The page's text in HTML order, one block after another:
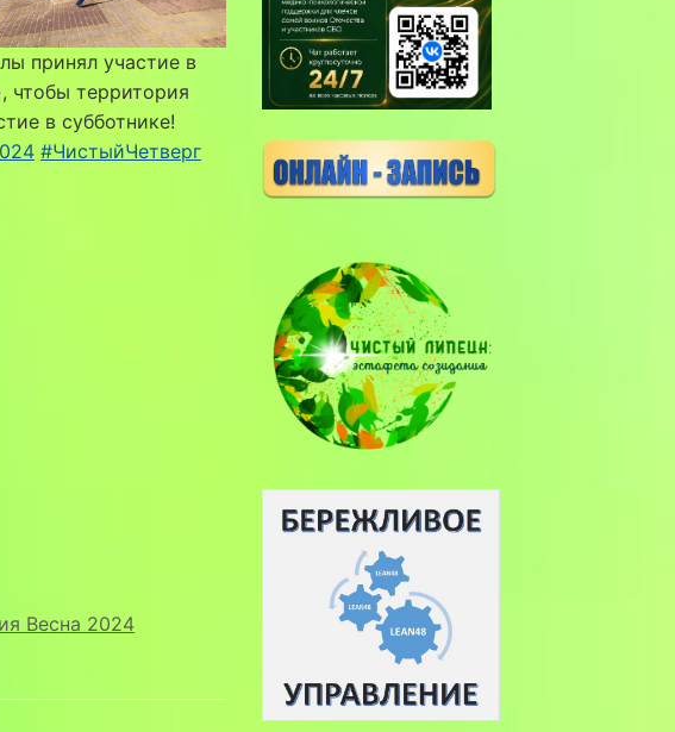
принял участие в
чтобы территория
в субботнике!
#ЧистыйЧетверг
Весна 2024